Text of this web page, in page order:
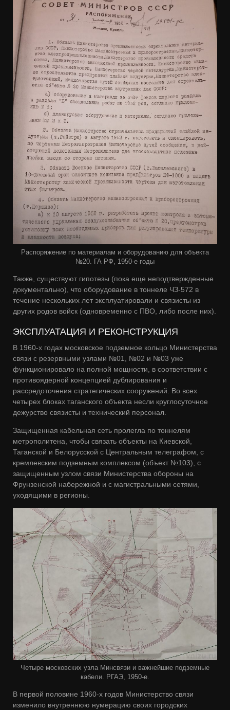
Распоряжение по материалам и оборудованию для объекта
№20. ГА РФ, 1950-е годы
Также, существуют гипотезы (пока еще неподтвержденные
документально), что оборудование в тоннеле ЧЗ-572 в
течение нескольких лет эксплуатировали и связисты из
других родов войск (одновременно с ПВО, либо после них).
ЭКСПЛУАТАЦИЯ И РЕКОНСТРУКЦИЯ
В 1960-х годах московское подземное кольцо Министерства
связи с резервными узлами №01, №02 и №03 уже
функционировало на полной мощности, в соответствии с
противоядерной концепцией дублирования и
рассредоточения стратегических сооружений. Во всех
четырех блоках таганского объекта несли круглосуточное
дежурство связисты и технический персонал.
Защищенная кабельная сеть пролегла по тоннелям
метрополитена, чтобы связать объекты на Киевской,
Таганской и Белорусской с Центральным телеграфом, с
кремлевским подземным комплексом (объект №103), с
защищенным узлом связи Министерства обороны на
Фрунзенской набережной и с магистральными сетями,
уходящими в регионы.
Четыре московских узла Минсвязи и важнейшие подземные
кабели. РГАЭ, 1950-е.
В первой половине 1960-х годов Министерство связи
изменило внутреннюю нумерацию своих городских